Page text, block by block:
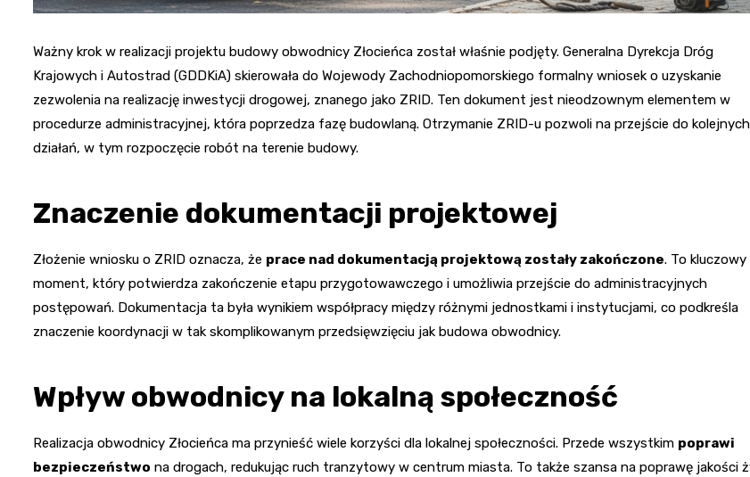
Ważny krok w realizacji projektu budowy obwodnicy Złocieńca został właśnie podjęty. Generalna Dyrekcja Dróg
Krajowych i Autostrad (GDDKiA) skierowała do Wojewody Zachodniopomorskiego formalny wniosek o uzyskanie
zezwolenia na realizację inwestycji drogowej, znanego jako ZRID. Ten dokument jest nieodzownym elementem w
procedurze administracyjnej, która poprzedza fazę budowlaną. Otrzymanie ZRID-u pozwoli na przejście do kolejnych
działań, w tym rozpoczęcie robót na terenie budowy.
Znaczenie dokumentacji projektowej
Złożenie wniosku o ZRID oznacza, że prace nad dokumentacją projektową zostały zakończone. To kluczowy
moment, który potwierdza zakończenie etapu przygotowawczego i umożliwia przejście do administracyjnych
postępowań. Dokumentacja ta była wynikiem współpracy między różnymi jednostkami i instytucjami, co podkreśla
znaczenie koordynacji w tak skomplikowanym przedsięwzięciu jak budowa obwodnicy.
Wpływ obwodnicy na lokalną społeczność
Realizacja obwodnicy Złocieńca ma przynieść wiele korzyści dla lokalnej społeczności. Przede wszystkim poprawi
bezpieczeństwo na drogach, redukując ruch tranzytowy w centrum miasta. To także szansa na poprawę jakości